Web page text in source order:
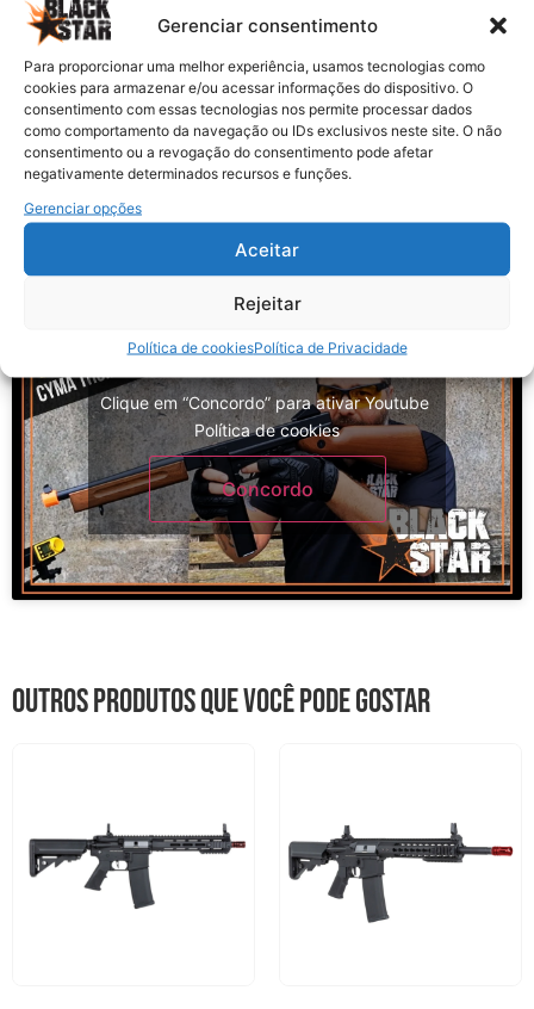
Gerenciar consentimento
Para proporcionar uma melhor experiência, usamos tecnologias como
cookies para armazenar e/ou acessar informações do dispositivo. O
consentimento com essas tecnologias nos permite processar dados
como comportamento da navegação ou IDs exclusivos neste site. O não
consentimento ou a revogação do consentimento pode afetar
negativamente determinados recursos e funções.
Gerenciar opções
Aceitar
Rejeitar
Política de cookiesPolítica de Privacidade
Clique em “Concordo” para ativar Youtube
Política de cookies
Concordo
Clique em “Concordo” para ativar Youtube
Política de cookies
Concordo
Outros produtos que você pode gostar